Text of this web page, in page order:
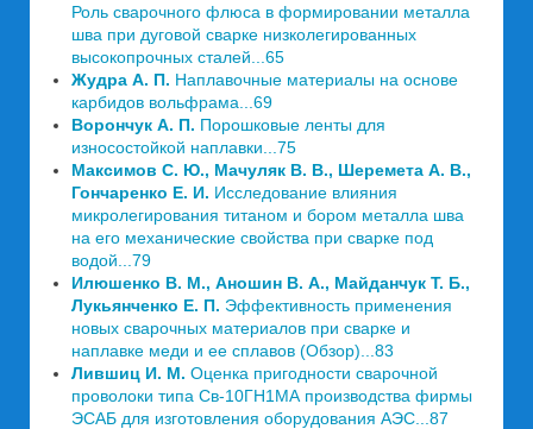
Роль сварочного флюса в формировании металла
шва при дуговой сварке низколегированных
высокопрочных сталей...65
Жудра А. П. Наплавочные материалы на основе
карбидов вольфрама...69
Ворончук А. П. Порошковые ленты для
износостойкой наплавки...75
Максимов С. Ю., Мачуляк В. В., Шеремета А. В.,
Гончаренко Е. И. Исследование влияния
микролегирования титаном и бором металла шва
на его механические свойства при сварке под
водой...79
Илюшенко В. М., Аношин В. А., Майданчук Т. Б.,
Лукьянченко Е. П. Эффективность применения
новых сварочных материалов при сварке и
наплавке меди и ее сплавов (Обзор)...83
Лившиц И. М. Оценка пригодности сварочной
проволоки типа Св-10ГН1МА производства фирмы
ЭСАБ для изготовления оборудования АЭС...87